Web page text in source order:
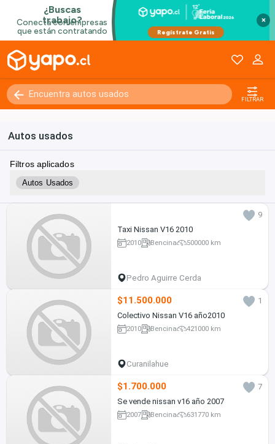
×
FILTRAR
Autos usados
Filtros aplicados
Autos Usados
9
Taxi Nissan V16 2010
2010 Bencina 500000 km
Pedro Aguirre Cerda
$11.500.000
1
Colectivo Nissan V16 año2010
2010 Bencina 421000 km
Curanilahue
$1.700.000
7
Se vende nissan v16 año 2007
2007 Bencina 631770 km